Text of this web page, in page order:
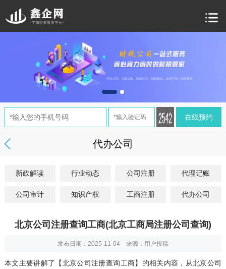
代办公司
新政解读 行业动态 公司注册 代理记账
公司审计 知识产权 工商注册 代办公司
北京公司注册查询工商(北京工商局注册公司查询)
发布日期：2025-11-04 来源：用户投稿
本文主要讲解了【北京公司注册查询工商】的相关内容，从北京公司